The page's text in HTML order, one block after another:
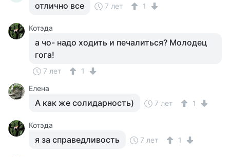
отлично все 7 лет 1
Котэда
а чо- надо ходить и печалиться? Молодец
гога!
7 лет
1
Елена
А как же солидарность) 7 лет 1
Котэда
я за справедливость 7 лет 1